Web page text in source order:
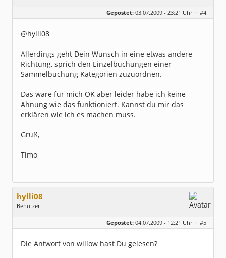
Dabei seit:
03 / 2009
Gepostet: 03.07.2009 - 23:21 Uhr · #4
@hylli08
Allerdings geht Dein Wunsch in eine etwas andere
Richtung, sprich den Einzelbuchungen einer
Sammelbuchung Kategorien zuzuordnen.
Das wäre für mich OK aber leider habe ich keine
Ahnung wie das funktioniert. Kannst du mir das
erklären wie ich es machen muss.
Gruß,
Timo
hylli08
Benutzer
Geschlecht:
keine Angabe
Dabei seit:
10 / 2003
Gepostet: 04.07.2009 - 12:21 Uhr · #5
Die Antwort von willow hast Du gelesen?